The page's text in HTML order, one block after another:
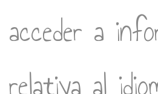
acceder a